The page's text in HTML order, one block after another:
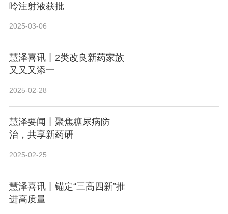
呤注射液获批
2025-03-06
慧泽喜讯丨2类改良新药家族
又又又添一
2025-02-28
慧泽要闻丨聚焦糖尿病防
治，共享新药研
2025-02-25
慧泽喜讯丨锚定“三高四新”推
进高质量